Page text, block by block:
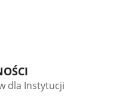
dla Instytucji